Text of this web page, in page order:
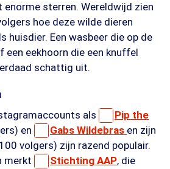
enorme sterren. Wereldwijd zien
hoe deze wilde dieren
huisdier. Een wasbeer die op de
een eekhoorn die een knuffel
schattig uit.
als
Pip the
en Gabs Wildebras en zijn
volgers) zijn razend populair.
merkt
Stichting AAP, die